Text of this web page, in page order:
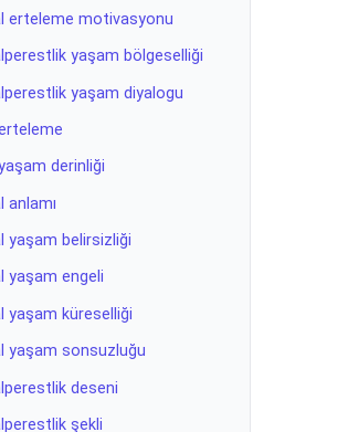
erteleme motivasyonu
yaşam bölgeselliği
yaşam diyalogu
derinliği
anlamı
yaşam belirsizliği
yaşam engeli
yaşam küreselliği
yaşam sonsuzluğu
deseni
şekli